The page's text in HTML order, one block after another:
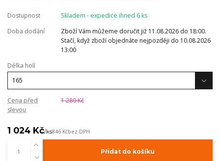
Dostupnost
Skladem - expedice ihned 6 ks
Doba dodání
Zboží Vám můžeme doručit již 11.08.2026 do 18:00.
Stačí, když zboží objednáte nejpozději do 10.08.2026
13:00
Délka holí
Cena před
slevou
1 280 Kč
1 024 Kč/ks846 Kčbez DPH
Přidat do košíku